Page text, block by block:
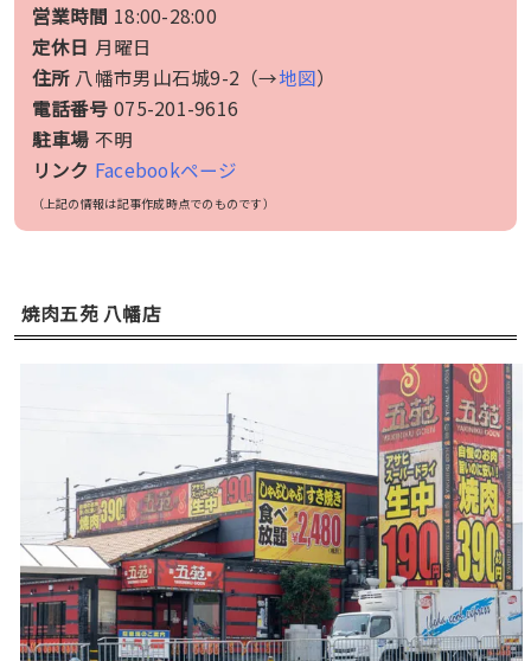
営業時間 18:00-28:00
定休日 月曜日
住所 八幡市男山石城9-2（→地図）
電話番号 075-201-9616
駐車場 不明
リンク Facebookページ
（上記の情報は記事作成時点でのものです）
焼肉五苑 八幡店